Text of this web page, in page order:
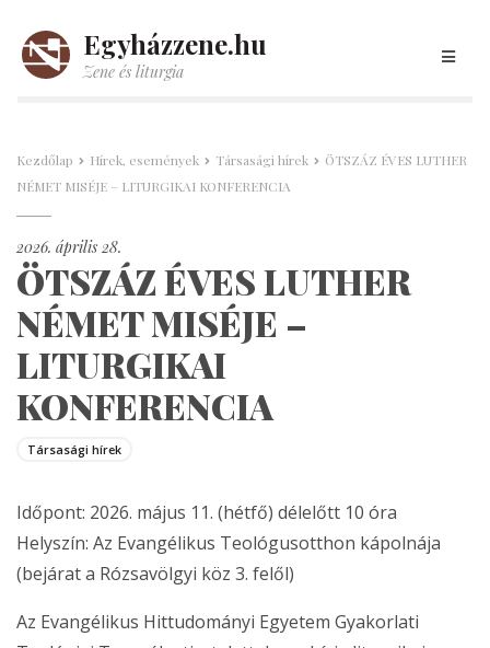
Egyházzene.hu
Zene és liturgia
Kezdőlap Hírek, események Társasági hírek
ÖTSZÁZ ÉVES LUTHER
NÉMET MISÉJE – LITURGIKAI KONFERENCIA
2026. április 28.
ÖTSZÁZ ÉVES LUTHER
NÉMET MISÉJE –
LITURGIKAI
KONFERENCIA
Társasági hírek
Időpont: 2026. május 11. (hétfő) délelőtt 10 óra
Helyszín: Az Evangélikus Teológusotthon kápolnája
(bejárat a Rózsavölgyi köz 3. felől)
Az Evangélikus Hittudományi Egyetem Gyakorlati